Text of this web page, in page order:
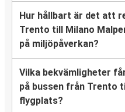
Hur hållbart är det att
Trento till Milano
på miljöpåverkan?
Vilka bekvämligheter
på bussen från Trento
flygplats?